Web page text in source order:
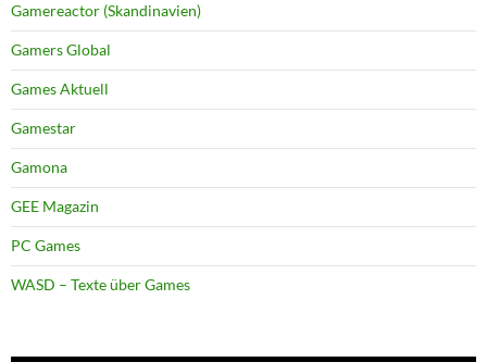
Gamereactor (Skandinavien)
Gamers Global
Games Aktuell
Gamestar
Gamona
GEE Magazin
PC Games
WASD – Texte über Games